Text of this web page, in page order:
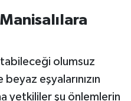
olumsuz
eşyalarınızın
yetkililer şu önlemlerin